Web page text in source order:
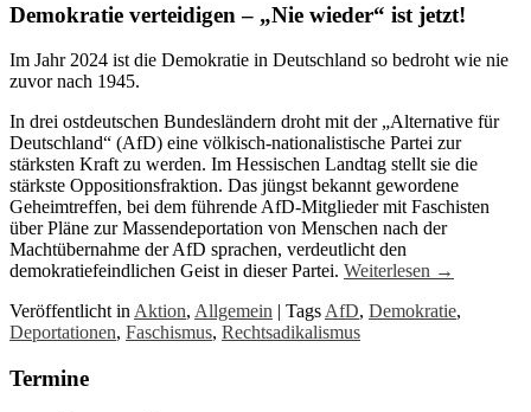
Demokratie verteidigen – „Nie wieder“ ist jetzt!
Im Jahr 2024 ist die Demokratie in Deutschland so bedroht wie nie
zuvor nach 1945.
In drei ostdeutschen Bundesländern droht mit der „Alternative für
Deutschland“ (AfD) eine völkisch-nationalistische Partei zur
stärksten Kraft zu werden. Im Hessischen Landtag stellt sie die
stärkste Oppositionsfraktion. Das jüngst bekannt gewordene
Geheimtreffen, bei dem führende AfD-Mitglieder mit Faschisten
über Pläne zur Massendeportation von Menschen nach der
Machtübernahme der AfD sprachen, verdeutlicht den
demokratiefeindlichen Geist in dieser Partei. Weiterlesen →
Veröffentlicht inAktion, Allgemein | TagsAfD, Demokratie,
Deportationen, Faschismus, Rechtsadikalismus
Termine